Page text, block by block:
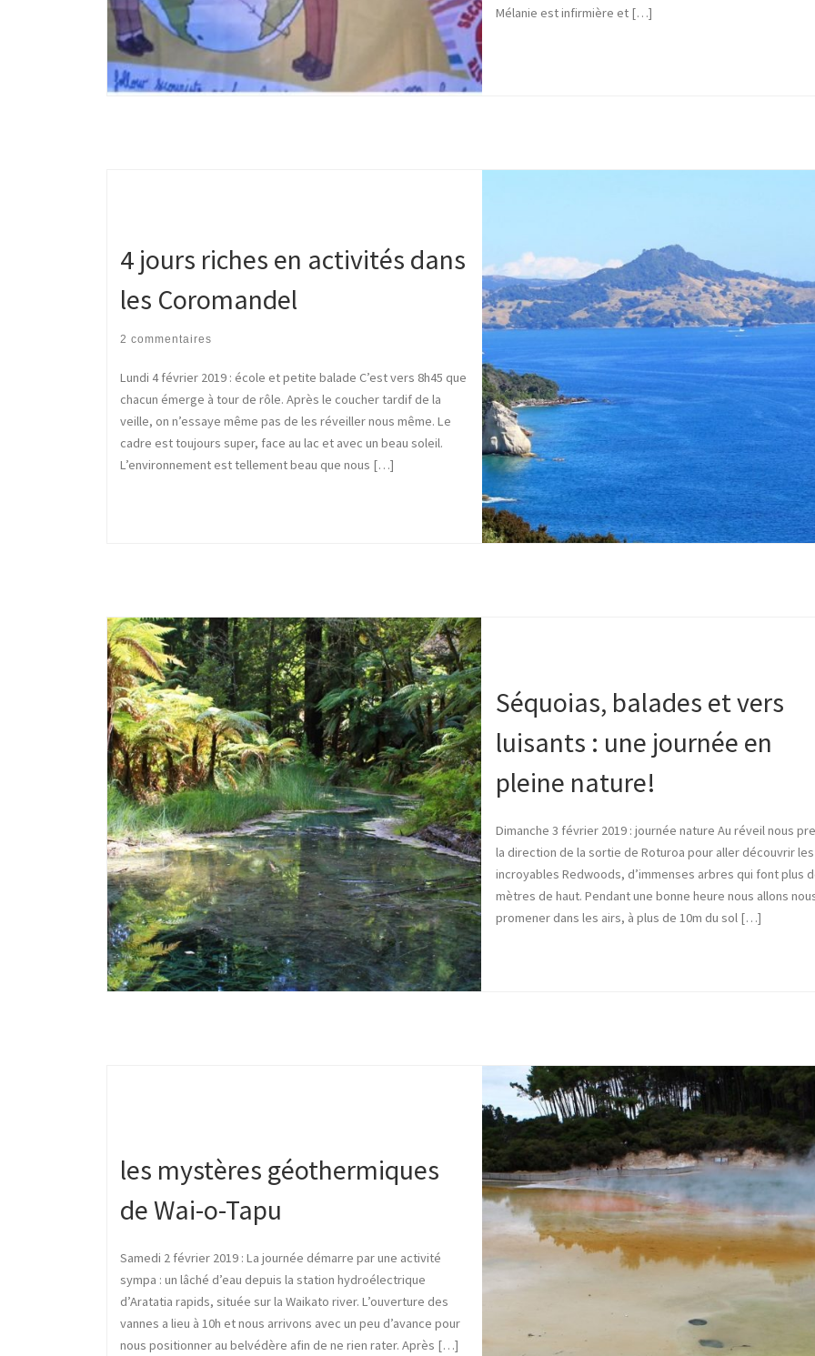
Mélanie est infirmière et […]
4 jours riches en activités dans
les Coromandel
2 commentaires
Lundi 4 février 2019 : école et petite balade C’est vers 8h45 que
chacun émerge à tour de rôle. Après le coucher tardif de la
veille, on n’essaye même pas de les réveiller nous même. Le
cadre est toujours super, face au lac et avec un beau soleil.
L’environnement est tellement beau que nous […]
Séquoias, balades et vers
luisants : une journée en
pleine nature!
Dimanche 3 février 2019 : journée nature Au réveil nous
la direction de la sortie de Roturoa pour aller découvrir les
incroyables Redwoods, d’immenses arbres qui font plus
mètres de haut. Pendant une bonne heure nous allons
promener dans les airs, à plus de 10m du sol […]
les mystères géothermiques
de Wai-o-Tapu
Samedi 2 février 2019 : La journée démarre par une activité
sympa : un lâché d’eau depuis la station hydroélectrique
d’Aratatia rapids, située sur la Waikato river. L’ouverture des
vannes a lieu à 10h et nous arrivons avec un peu d’avance pour
nous positionner au belvédère afin de ne rien rater. Après […]